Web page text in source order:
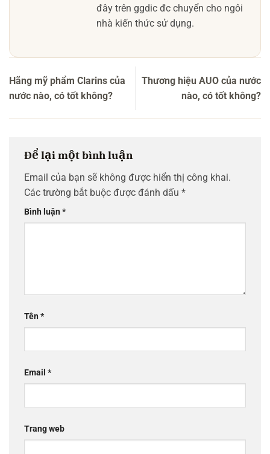
đây trên ggdic đc chuyển cho ngôi
nhà kiến thức sử dụng.
Hãng mỹ phẩm Clarins của
nước nào, có tốt không?
Thương hiệu AUO của nước
nào, có tốt không?
Để lại một bình luận
Email của bạn sẽ không được hiển thị công khai.
Các trường bắt buộc được đánh dấu *
Bình luận*
Tên*
Email *
Trang web